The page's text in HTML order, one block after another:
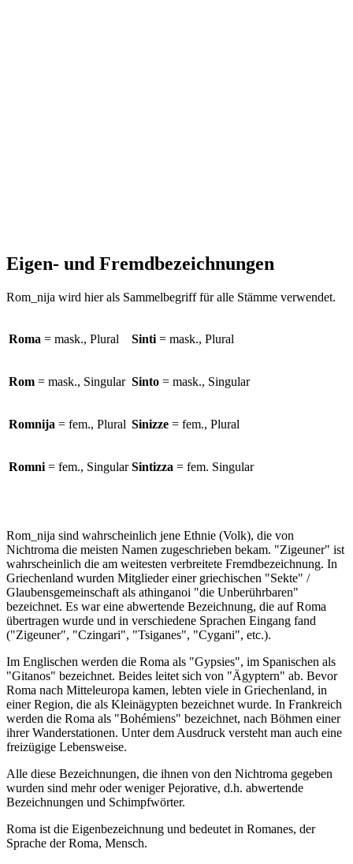
Eigen- und Fremdbezeichnungen
Rom_nija wird hier als Sammelbegriff für alle Stämme verwendet.
Roma = mask., Plural Sinti = mask., Plural
Rom = mask., Singular Sinto = mask., Singular
Romnija = fem., Plural Sinizze = fem., Plural
Romni = fem., Singular Sintizza = fem. Singular
Rom_nija sind wahrscheinlich jene Ethnie (Volk), die von
Nichtroma die meisten Namen zugeschrieben bekam. "Zigeuner" ist
wahrscheinlich die am weitesten verbreitete Fremdbezeichnung. In
Griechenland wurden Mitglieder einer griechischen "Sekte" /
Glaubensgemeinschaft als athinganoi "die Unberührbaren"
bezeichnet. Es war eine abwertende Bezeichnung, die auf Roma
übertragen wurde und in verschiedene Sprachen Eingang fand
("Zigeuner", "Czingari", "Tsiganes", "Cygani", etc.).
Im Englischen werden die Roma als "Gypsies", im Spanischen als
"Gitanos" bezeichnet. Beides leitet sich von "Ägyptern" ab. Bevor
Roma nach Mitteleuropa kamen, lebten viele in Griechenland, in
einer Region, die als Kleinägypten bezeichnet wurde. In Frankreich
werden die Roma als "Bohémiens" bezeichnet, nach Böhmen einer
ihrer Wanderstationen. Unter dem Ausdruck versteht man auch eine
freizügige Lebensweise.
Alle diese Bezeichnungen, die ihnen von den Nichtroma gegeben
wurden sind mehr oder weniger Pejorative, d.h. abwertende
Bezeichnungen und Schimpfwörter.
Roma ist die Eigenbezeichnung und bedeutet in Romanes, der
Sprache der Roma, Mensch.